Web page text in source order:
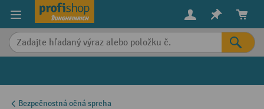
content
Bezpečnostná očná sprcha